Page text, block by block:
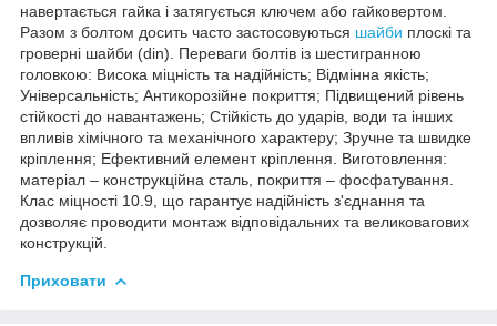
навертається гайка і затягується ключем або гайковертом.
Разом з болтом досить часто застосовуються шайби плоскі та
гроверні шайби (din). Переваги болтів із шестигранною
головкою: Висока міцність та надійність; Відмінна якість;
Універсальність; Антикорозійне покриття; Підвищений рівень
стійкості до навантажень; Стійкість до ударів, води та інших
впливів хімічного та механічного характеру; Зручне та швидке
кріплення; Ефективний елемент кріплення. Виготовлення:
матеріал – конструкційна сталь, покриття – фосфатування.
Клас міцності 10.9, що гарантує надійність з'єднання та
дозволяє проводити монтаж відповідальних та великовагових
конструкцій.
Приховати